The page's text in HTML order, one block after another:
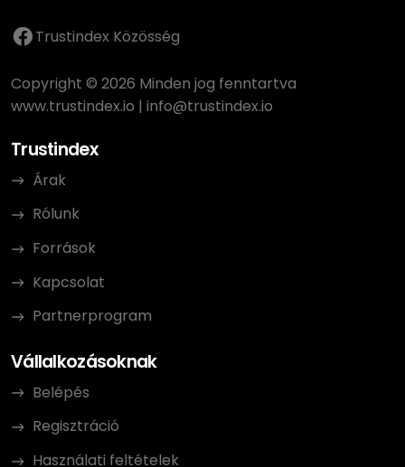
Trustindex Közösség
Copyright © 2026 Minden jog fenntartva
www.trustindex.io | info@trustindex.io
Trustindex
Árak
Rólunk
Források
Kapcsolat
Partnerprogram
Vállalkozásoknak
Belépés
Regisztráció
Használati feltételek